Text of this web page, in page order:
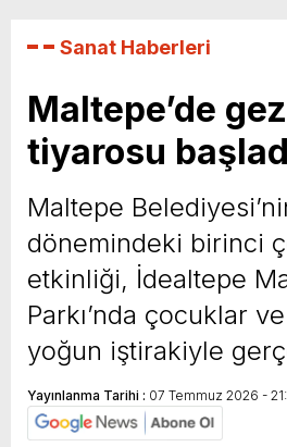
Sanat Haberleri
Maltepe’de
tiyarosu
Maltepe
dönemindeki birinci
etkinliği, İdealtepe
Parkı’nda çocuklar
yoğun iştirakiyle
Yayınlanma Tarihi : 07 Temmuz 2026 -